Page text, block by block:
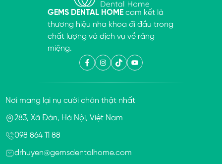
GEMS DENTAL HOME cam kết là
thương hiệu nha khoa đi đầu trong
chất lượng và dịch vụ về răng
miệng.
Nơi mang lại nụ cười chân thật nhất
283, Xã Đàn, Hà Nội, Việt Nam
098 864 11 88
drhuyen@gemsdentalhome.com